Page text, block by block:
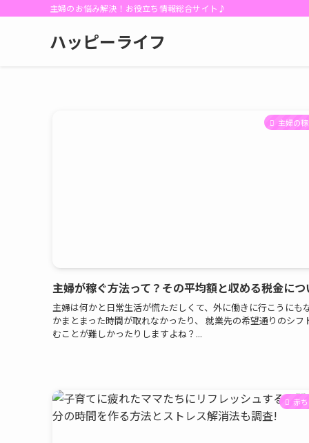
主婦のお悩み解決！お役立ち情報総合サイト♪
ハッピーライフ
主婦の
主婦が稼ぐ方法って？その平均額と収める税金につ
主婦は何かと日常生活が慌ただしくて、外に働きに行こうにも
かまとまった時間が取れなかったり、 就業先の希望通りのシフ
むことが難しかったりしますよね？...
赤